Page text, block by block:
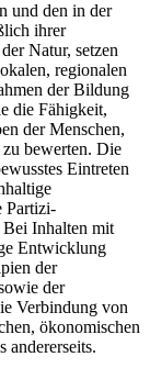
und den in der
ihrer
Natur, setzen
regionalen
der Bildung
die Fähigkeit,
der Menschen,
bewerten. Die
Eintreten
Partizi­
Bei Inhalten mit
Entwicklung
der
der
Verbindung von
ökonomischen
andererseits.